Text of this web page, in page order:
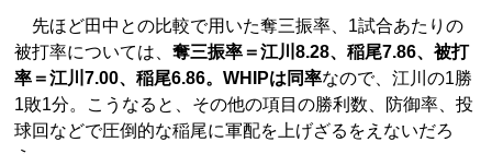
先ほど田中との比較で用いた奪三振率、1試合あたりの
被打率については、 奪三振率＝江川8.28、稲尾7.86、被打
率＝江川7.00、稲尾6.86。WHIPは同率なので、江川の1勝
1敗1分。こうなると、その他の項目の勝利数、防御率、投
球回などで圧倒的な稲尾に軍配を上げざるをえないだろ